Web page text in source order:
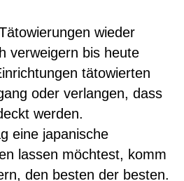
wieder
verweigern bis heute
tätowierten
oder verlangen, dass
werden.
eine japanische
lassen möchtest, komm
den besten der besten.